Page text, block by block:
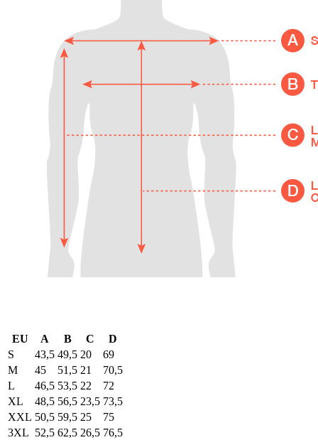
EU A B C
D
S
43,5 49,5 20
69
M
45 51,5 21
70,5
L
46,5 53,5 22
72
XL
48,5 56,5 23,5 73,5
XXL 50,5 59,5 25
75
3XL 52,5 62,5 26,5 76,5